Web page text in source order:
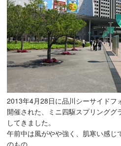
2013年4月28日に品川シーサイドフ
開催された、ミニ四駆スプリンググ
してきました。
午前中は風がやや強く、肌寒い感じ
のもの。